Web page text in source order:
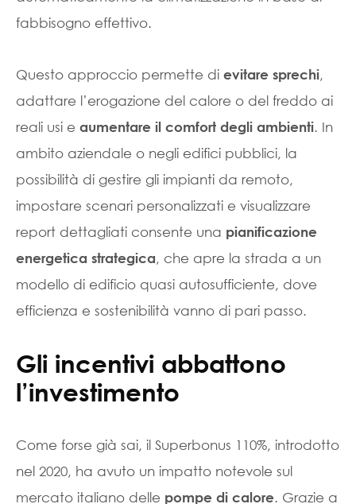
fabbisogno effettivo.
Questo approccio permette di evitare sprechi,
adattare l’erogazione del calore o del freddo ai
reali usi e aumentare il comfort degli ambienti. In
ambito aziendale o negli edifici pubblici, la
possibilità di gestire gli impianti da remoto,
impostare scenari personalizzati e visualizzare
report dettagliati consente una pianificazione
energetica strategica, che apre la strada a un
modello di edificio quasi autosufficiente, dove
efficienza e sostenibilità vanno di pari passo.
Gli incentivi abbattono
l’investimento
Come forse già sai, il Superbonus 110%, introdotto
nel 2020, ha avuto un impatto notevole sul
mercato italiano delle pompe di calore. Grazie a